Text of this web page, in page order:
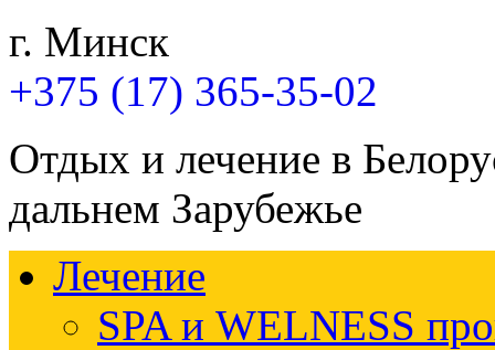
г. Минск
+375 (17) 365-35-02
Отдых и лечение в
дальнем Зарубежье
Лечение
SPA и WELNESS